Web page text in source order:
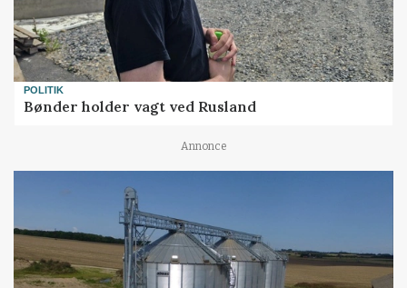
POLITIK
Bønder holder vagt ved Rusland
Annonce